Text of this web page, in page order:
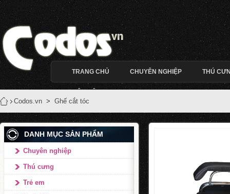
TRANG CHỦ CHUYÊN NGHIỆP THÚ
Codos.vn > Ghế cắt tóc
DANH MỤC SẢN PHẨM
Chuyên nghiệp
Thú cưng
Trẻ em